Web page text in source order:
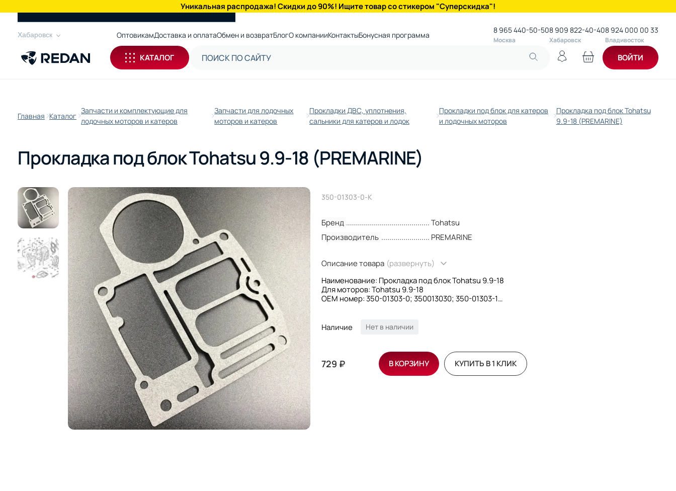
Уникальная распродажа! Скидки до 90%! Ищите товар со стикером "Суперскидка"!
Хабаровск ОптовикамДоставка и оплатаОбмен и возвратБлогО компанииКонтактыБонусная программа 8 965 440-50-50
Москва
8 909 822-40-40
Хабаровск
8 924 000 00 33
Владивосток
КАТАЛОГ ВОЙТИ
Главная Каталог
Запчасти и комплектующие для
лодочных моторов и катеров
Запчасти для лодочных
моторов и катеров
Прокладки ДВС, уплотнения,
сальники для катеров и лодок
Прокладки под блок для катеров
и лодочных моторов
Прокладка под блок Tohatsu
9.9-18 (PREMARINE)
Прокладка под блок Tohatsu 9.9-18 (PREMARINE)
350-01303-0-K
Бренд
Tohatsu
Производитель
PREMARINE
Описание товара (развернуть)
Наименование: Прокладка под блок Tohatsu 9.9-18
Для моторов: Tohatsu 9.9-18
OEM номер: 350-01303-0; 350013030; 350-01303-1
Наличие
Нет в наличии
729 ₽ В КОРЗИНУ КУПИТЬ В 1 КЛИК